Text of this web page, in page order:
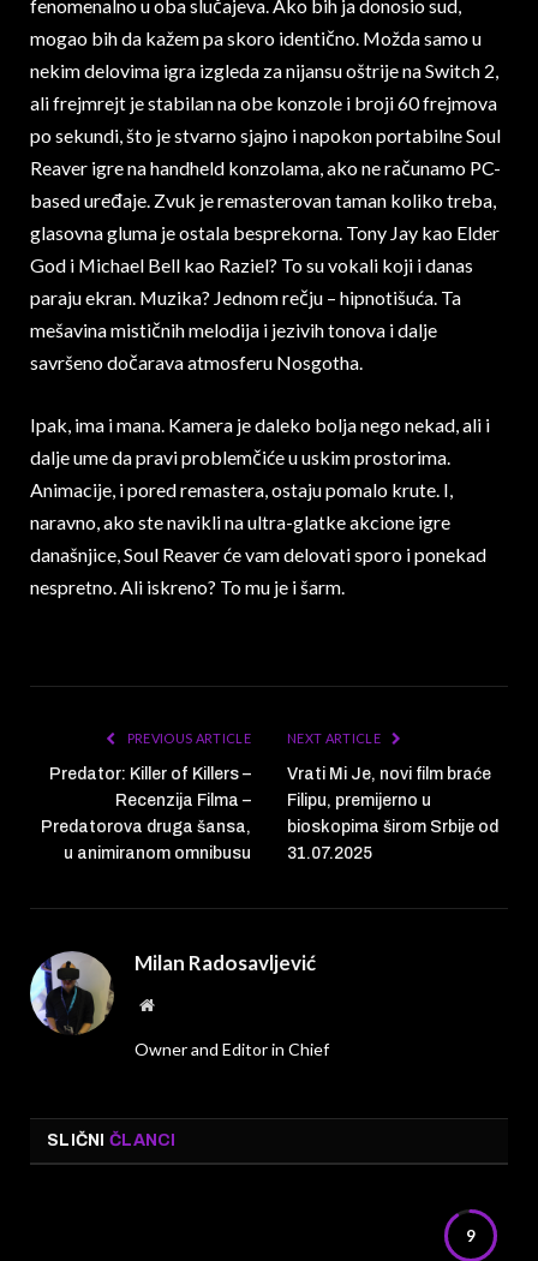
fenomenalno u oba slučajeva. Ako bih ja donosio sud,
mogao bih da kažem pa skoro identično. Možda samo u
nekim delovima igra izgleda za nijansu oštrije na Switch 2,
ali frejmrejt je stabilan na obe konzole i broji 60 frejmova
po sekundi, što je stvarno sjajno i napokon portabilne Soul
Reaver igre na handheld konzolama, ako ne računamo PC-
based uređaje. Zvuk je remasterovan taman koliko treba,
glasovna gluma je ostala besprekorna. Tony Jay kao Elder
God i Michael Bell kao Raziel? To su vokali koji i danas
paraju ekran. Muzika? Jednom rečju – hipnotišuća. Ta
mešavina mističnih melodija i jezivih tonova i dalje
savršeno dočarava atmosferu Nosgotha.
Ipak, ima i mana. Kamera je daleko bolja nego nekad, ali i
dalje ume da pravi problemčiće u uskim prostorima.
Animacije, i pored remastera, ostaju pomalo krute. I,
naravno, ako ste navikli na ultra-glatke akcione igre
današnjice, Soul Reaver će vam delovati sporo i ponekad
nespretno. Ali iskreno? To mu je i šarm.
PREVIOUS ARTICLE
Predator: Killer of Killers –
Recenzija Filma –
Predatorova druga šansa,
u animiranom omnibusu
NEXT ARTICLE
Vrati Mi Je, novi film braće
Filipu, premijerno u
bioskopima širom Srbije od
31.07.2025
Milan Radosavljević
Website
Owner and Editor in Chief
SLIČNI ČLANCI
9